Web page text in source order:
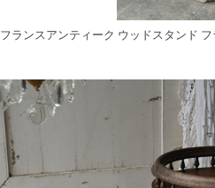
フランスアンティーク ウッドスタンド フ